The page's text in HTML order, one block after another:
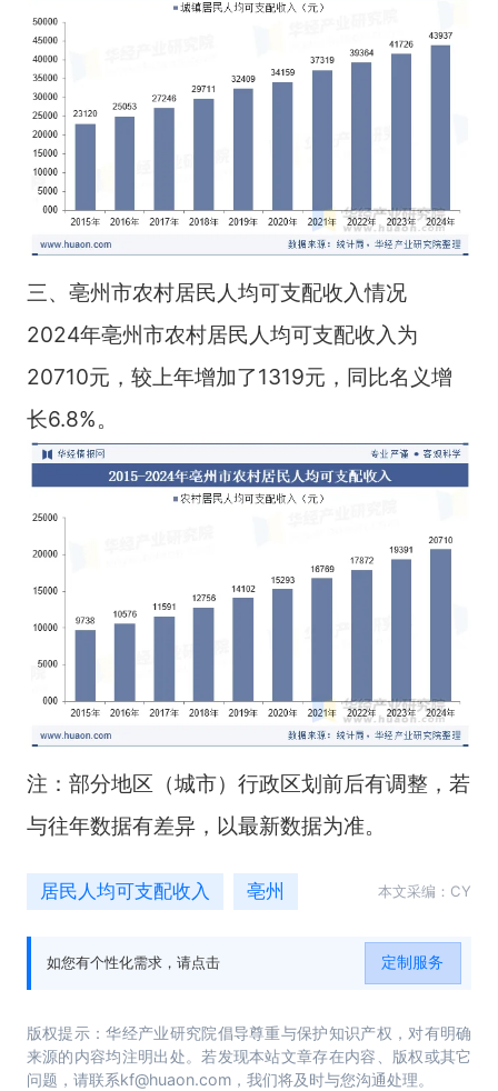
三、亳州市农村居民人均可支配收入情况
2024年亳州市农村居民人均可支配收入为
20710元，较上年增加了1319元，同比名义增
长6.8%。
注：部分地区（城市）行政区划前后有调整，若
与往年数据有差异，以最新数据为准。
居民人均可支配收入 亳州 本文采编：CY
如您有个性化需求，请点击 定制服务
版权提示：华经产业研究院倡导尊重与保护知识产权，对有明确
来源的内容均注明出处。若发现本站文章存在内容、版权或其它
问题，请联系kf@huaon.com，我们将及时与您沟通处理。